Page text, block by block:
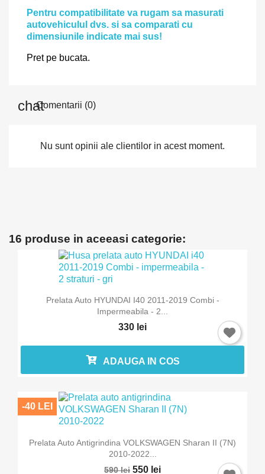
Pentru compatibilitate va rugam sa masurati
autovehiculul dvs. si sa comparati cu
dimensiunile indicate mai sus!
Pret pe bucata.
Comentarii (0)
Nu sunt opinii ale clientilor in acest moment.
16 produse in aceeasi categorie:
Prelata Auto HYUNDAI I40 2011-2019 Combi -
Impermeabila - 2...
330 lei
ADAUGA IN COS
Prelata Auto Antigrindina VOLKSWAGEN Sharan II (7N)
2010-2022...
590 lei 550 lei
-40 LEI